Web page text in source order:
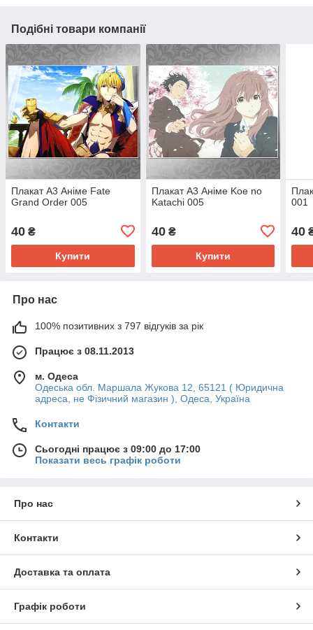
Подібні товари компанії
Плакат А3 Аніме Fate
Grand Order 005
40 ₴
Купити
Плакат А3 Аніме Koe no
Katachi 005
40₴
Купити
001
40
Про нас
100% позитивних з 797 відгуків за рік
Працює з 08.11.2013
м. Одеса
Одеська обл. Маршала Жукова 12, 65121 ( Юридична
адреса, не Фізичний магазин ), Одеса, Україна
Контакти
Сьогодні працює з 09:00 до 17:00
Показати весь графік роботи
Про нас
Контакти
Доставка та оплата
Графік роботи